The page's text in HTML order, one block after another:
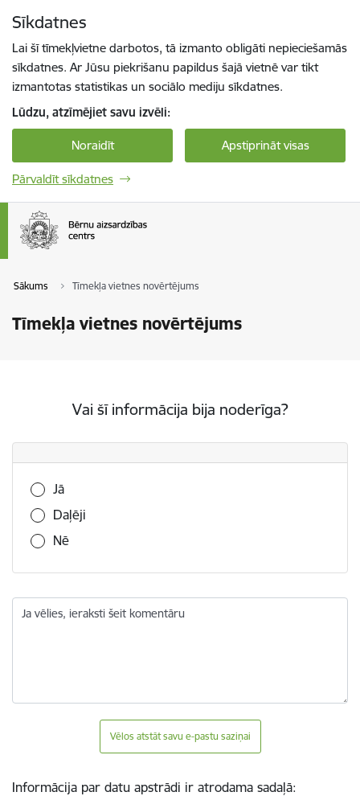
Sīkdatnes
Lai šī tīmekļvietne darbotos, tā izmanto obligāti nepieciešamās
sīkdatnes. Ar Jūsu piekrišanu papildus šajā vietnē var tikt
izmantotas statistikas un sociālo mediju sīkdatnes.
Lūdzu, atzīmējiet savu izvēli:
Noraidīt Apstiprināt visas
Pārvaldīt sīkdatnes
Sākums Tīmekļa vietnes novērtējums
Tīmekļa vietnes novērtējums
Vai šī informācija bija noderīga?
Vai šī informācija bija noderīga?
Jā
Daļēji
Nē
Ja vēlies, ieraksti šeit komentāru
Vēlos atstāt savu e-pastu saziņai
Informācija par datu apstrādi ir atrodama sadaļā: